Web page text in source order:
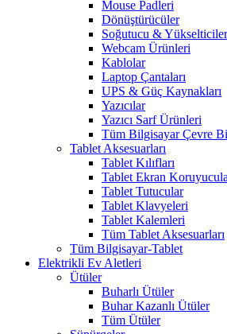
Mouse Padleri
Dönüştürücüler
Soğutucu & Yükselticiler
Webcam Ürünleri
Kablolar
Laptop Çantaları
UPS & Güç Kaynakları
Yazıcılar
Yazıcı Sarf Ürünleri
Tüm Bilgisayar Çevre
Tablet Aksesuarları
Tablet Kılıfları
Tablet Ekran
Tablet Tutucular
Tablet Klavyeleri
Tablet Kalemleri
Tüm Tablet Aksesuarları
Tüm Bilgisayar-Tablet
Elektrikli Ev Aletleri
Ütüler
Buharlı Ütüler
Buhar Kazanlı Ütüler
Tüm Ütüler